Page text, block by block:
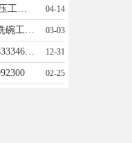
找A2司机一名跑浙江，工资按趟，不压工资。 找C1司机一名在车队提货。找车队安排车的一名，会用行车，叉车。会掂对装车算账！ 18932977708 04-14
宁晋新能源职业学院招聘保洁一名，洗碗工一名，月工资2100元。电话13473496213 03-03
诚信求职寒假工可干到2月底手机号18333461017同v 12-31
02-25